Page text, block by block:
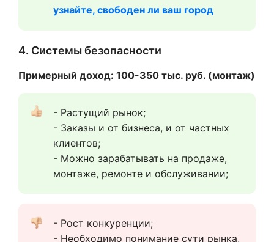
узнайте, свободен ли ваш город
4. Системы безопасности
Примерный доход: 100-350 тыс. руб. (монтаж)
- Растущий рынок;
- Заказы и от бизнеса, и от частных
клиентов;
- Можно зарабатывать на продаже,
монтаже, ремонте и обслуживании;
- Рост конкуренции;
- Необходимо понимание сути рынка,